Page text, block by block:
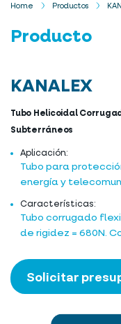
Home Productos
Producto
KANALEX
Tubo Helicoidal
Subterráneos
Aplicación:
Tubo para
energía y
Características:
Tubo corrugado
de rigidez = 680N.
Solicitar